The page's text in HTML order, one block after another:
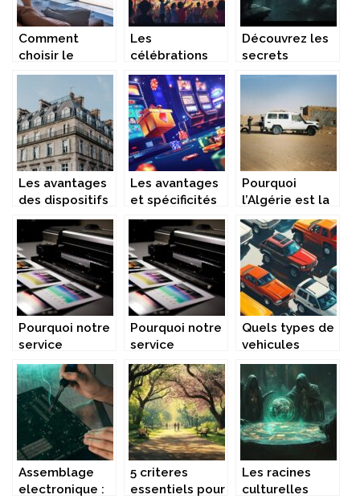
Comment
choisir le
meilleur
service pour
vos volets
roulants dans
l’Hérault ?
Les
célébrations
de la Fête
Nationale : 200
ans d’histoire
qui façonnent
notre présent
Découvrez les
secrets
d’Assassin’s
Creed Shadows
pour PS5 :
aventure
nocturne et
intrigues
politiques
Les avantages
des dispositifs
fiscaux pour
investir dans
l’immobilier
ancien
Les avantages
et spécificités
d’un bonus de
bienvenue
attrayant pour
les casinos en
ligne
Pourquoi
l’Algérie est la
destination
secrète que le
monde
commence à
découvrir
Pourquoi notre
service
d’impression
est ideal pour
les etudiants,
freelances et
familles du
quartier ?
Pourquoi notre
service
d’impression
est ideal pour
les etudiants,
freelances et
familles du
quartier ?
Quels types de
vehicules
peuvent etre
finances avec
un credit ballon
Assemblage
electronique :
5 criteres
essentiels pour
Les racines
culturelles